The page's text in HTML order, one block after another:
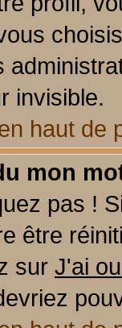
invisible.
haut de
mon
pas !
être
sur J'ai